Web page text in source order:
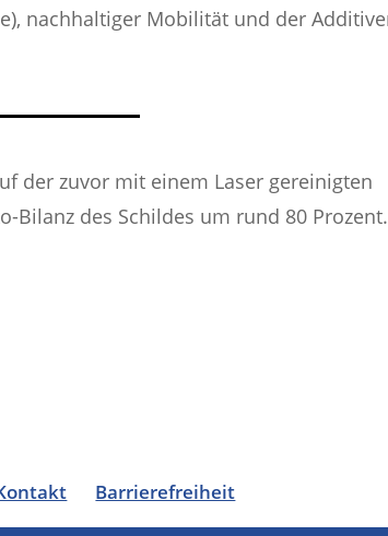
nachhaltiger Mobilität und der
der zuvor mit einem Laser gereinigten
Bilanz des Schildes um rund 80 Prozent.
Barrierefreiheit